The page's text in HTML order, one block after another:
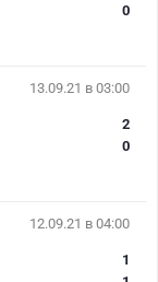
0
13.09.21 в 03:00
2
0
12.09.21 в 04:00
1